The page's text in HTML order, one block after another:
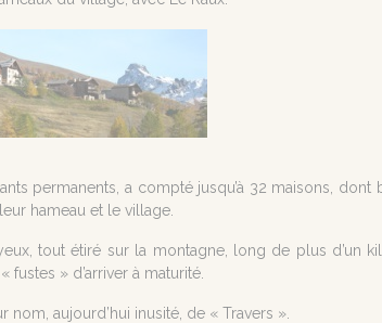
permanents, a compté jusqu’à 32 maisons,
hameau et le village.
tout étiré sur la montagne, long de plus d’un
» d’arriver à maturité.
aujourd’hui inusité, de « Travers ».